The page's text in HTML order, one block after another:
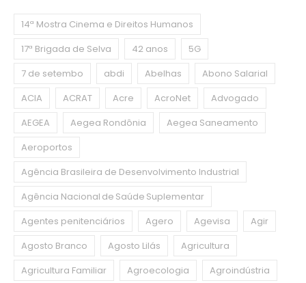
14ª Mostra Cinema e Direitos Humanos
17ª Brigada de Selva
42 anos
5G
7 de setembo
abdi Abelhas
Abono Salarial
ACIA
ACRAT Acre AcroNet
Advogado
AEGEA
Aegea Rondônia
Aegea Saneamento
Aeroportos
Agência Brasileira de Desenvolvimento Industrial
Agência Nacional de Saúde Suplementar
Agentes penitenciários
Agero Agevisa
Agir
Agosto Branco
Agosto Lilás
Agricultura
Agricultura Familiar
Agroecologia
Agroindústria